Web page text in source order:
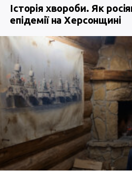
Історія хвороби. Як
епідемії на Херсонщині